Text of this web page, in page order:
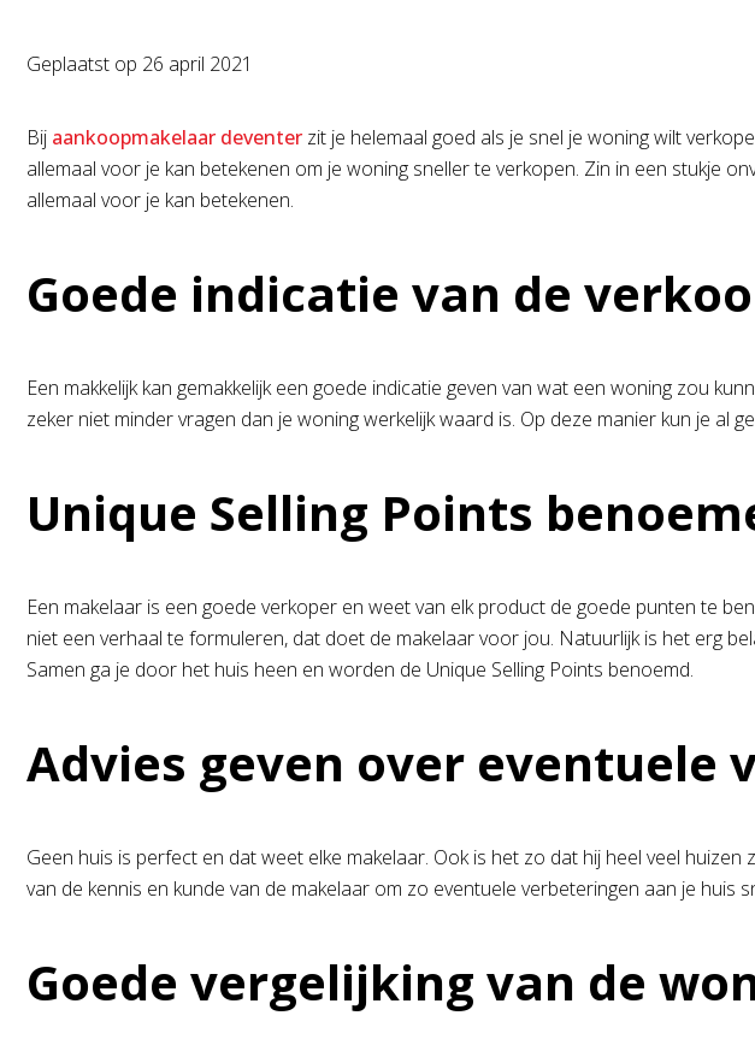
Geplaatst op 26 april 2021
Bij aankoopmakelaar deventer zit je helemaal goed als je snel je woning wilt
allemaal voor je kan betekenen om je woning sneller te verkopen. Zin in een stukje
allemaal voor je kan betekenen.
Goede indicatie van de
Een makkelijk kan gemakkelijk een goede indicatie geven van wat een woning zou
zeker niet minder vragen dan je woning werkelijk waard is. Op deze manier kun je al
Unique Selling Points
Een makelaar is een goede verkoper en weet van elk product de goede punten te
niet een verhaal te formuleren, dat doet de makelaar voor jou. Natuurlijk is het erg
Samen ga je door het huis heen en worden de Unique Selling Points benoemd.
Advies geven over eventuele
Geen huis is perfect en dat weet elke makelaar. Ook is het zo dat hij heel veel
van de kennis en kunde van de makelaar om zo eventuele verbeteringen aan je
Goede vergelijking van de